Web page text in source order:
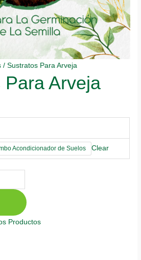
/ Sustratos Para Arveja
Arveja
Acondicionador de Suelos Clear
Productos